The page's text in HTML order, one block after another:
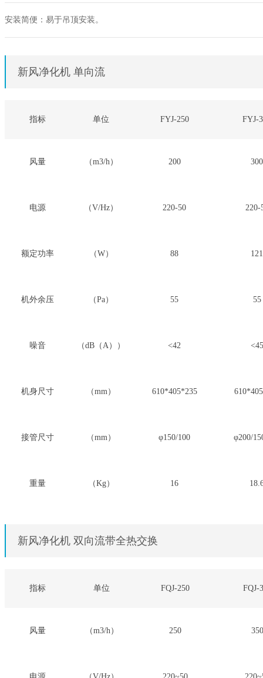
安装简便：易于吊顶安装。
新风净化机 单向流
指标 单位 FYJ-250 FYJ-
风量 （m3/h） 200 300
电源 （V/Hz） 220-50 220-
额定功率 （W） 88 121
机外余压 （Pa） 55 55
噪音 （dB（A）） <42 <45
机身尺寸 （mm） 610*405*235
接管尺寸 （mm） φ150/100 φ200/
重量 （Kg） 16
新风净化机 双向流带全热交换
指标 单位 FQJ-250 FQJ-
风量 （m3/h） 250 350